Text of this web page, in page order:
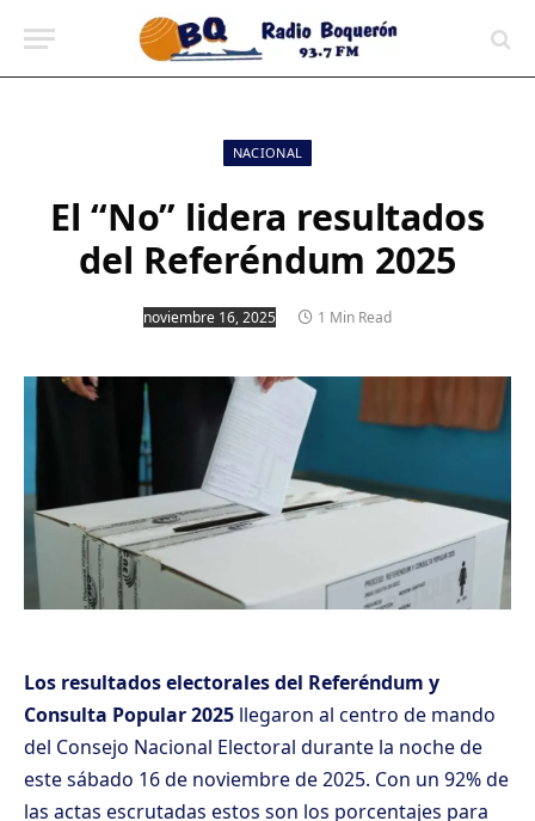
NACIONAL
El “No” lidera resultados
del Referéndum 2025
noviembre 16, 2025 1 Min Read
Los resultados electorales del Referéndum y
Consulta Popular 2025 llegaron al centro de mando
del Consejo Nacional Electoral durante la noche de
este sábado 16 de noviembre de 2025. Con un 92% de
las actas escrutadas estos son los porcentajes para